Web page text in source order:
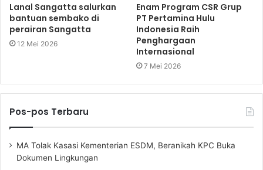
Lanal Sangatta salurkan
bantuan sembako di
perairan Sangatta
12 Mei 2026
Enam Program CSR Grup
PT Pertamina Hulu
Indonesia Raih
Penghargaan
Internasional
7 Mei 2026
Pos-pos Terbaru
MA Tolak Kasasi Kementerian ESDM, Beranikah KPC Buka
Dokumen Lingkungan